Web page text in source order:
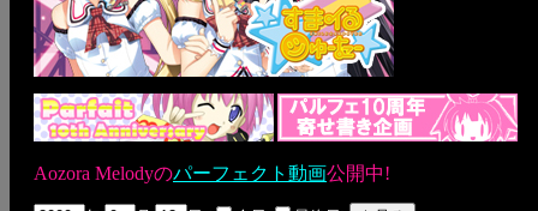
Aozora Melodyのパーフェクト動画公開中!